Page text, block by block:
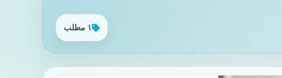
۱ مطلب